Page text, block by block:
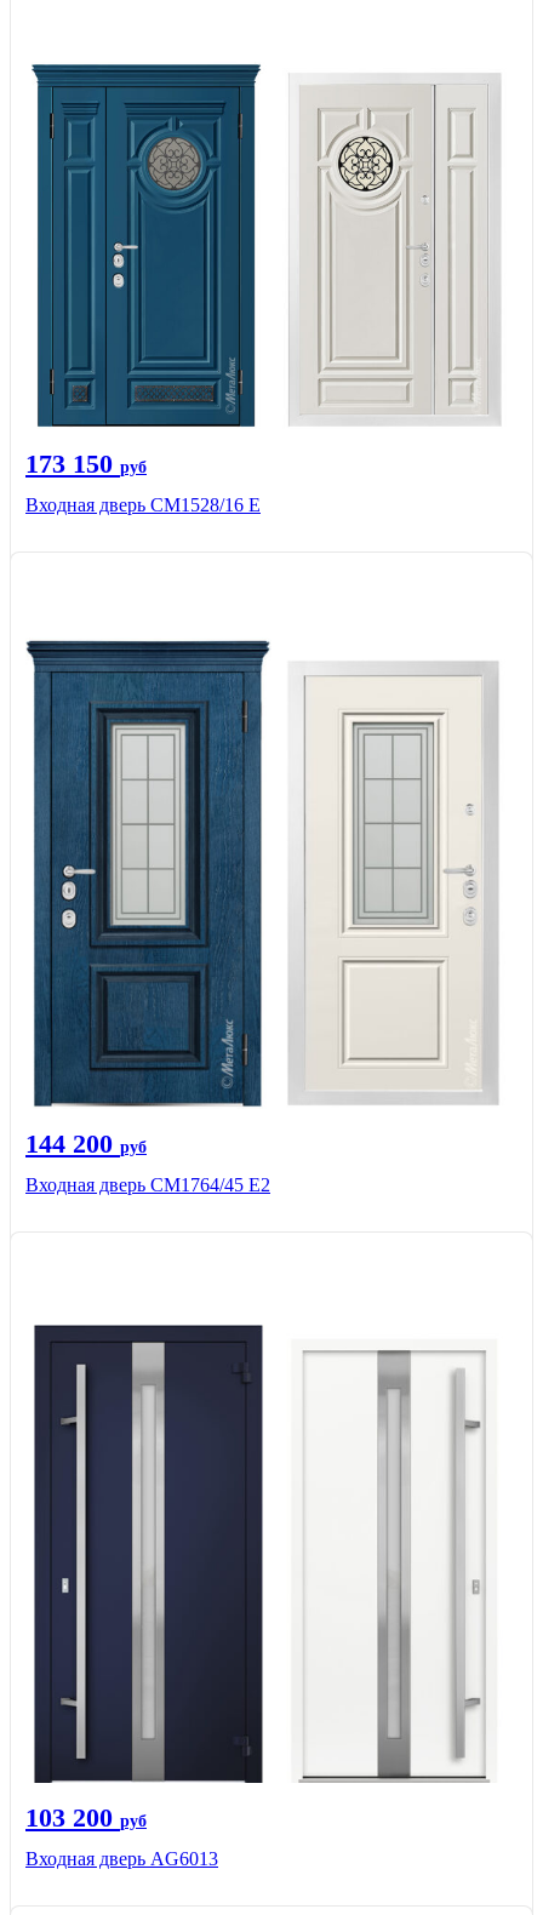
173 150 руб
Входная дверь СМ1528/16 Е
144 200 руб
Входная дверь СМ1764/45 Е2
103 200 руб
Входная дверь AG6013